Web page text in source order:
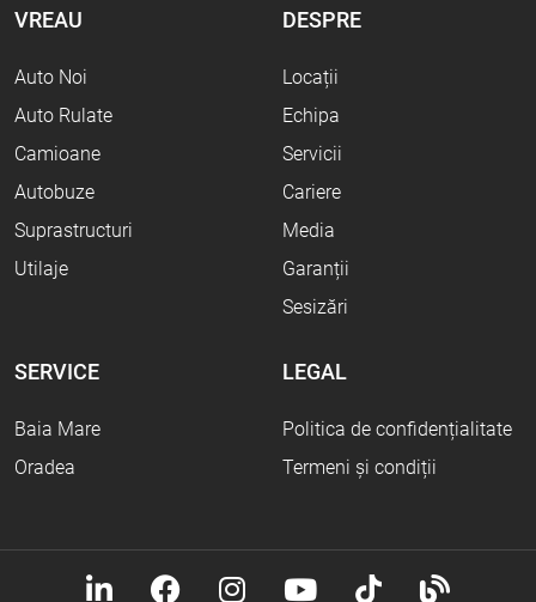
VREAU
Auto Noi
Auto Rulate
Camioane
Autobuze
Suprastructuri
Utilaje
DESPRE
Locații
Echipa
Servicii
Cariere
Media
Garanții
Sesizări
SERVICE
Baia Mare
Oradea
LEGAL
Politica de confidențialitate
Termeni și condiții